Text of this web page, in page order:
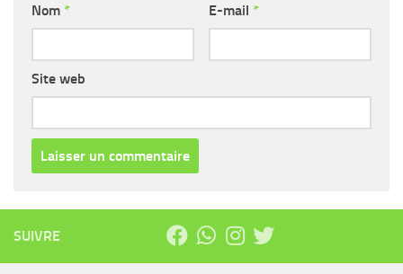
Nom * E-mail *
Site web
SUIVRE